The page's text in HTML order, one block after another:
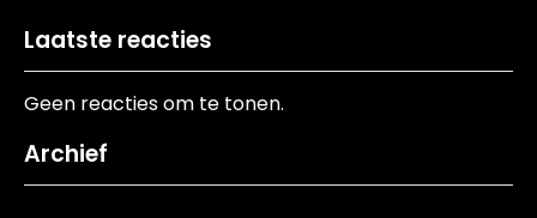
Laatste reacties
Geen reacties om te tonen.
Archief